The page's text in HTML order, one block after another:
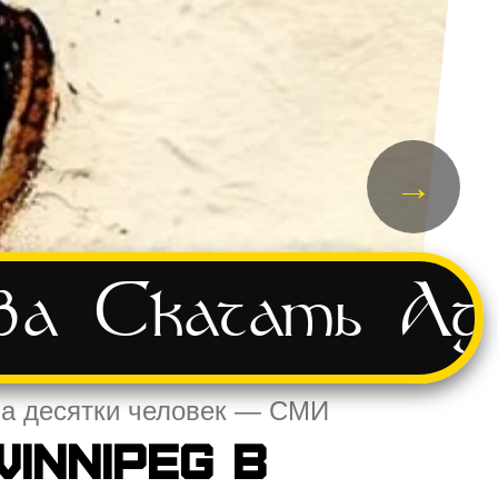
→
Скачать
десятки человек — СМИ
в